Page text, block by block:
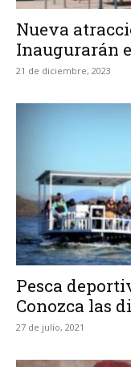
Nueva
Inaugurarán
21 de diciembre, 2023
Pesca
Conozca las
27 de julio, 2021